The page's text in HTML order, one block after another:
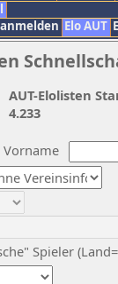
Elo AUT
Vorname
Spieler
AUT-Elolisten
4.233